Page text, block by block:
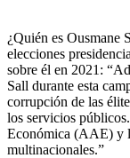
¿Quién es Ousmane
elecciones
sobre él en 2021:
Sall durante esta
corrupción de las
los servicios
Económica (AAE) y
multinacionales.”